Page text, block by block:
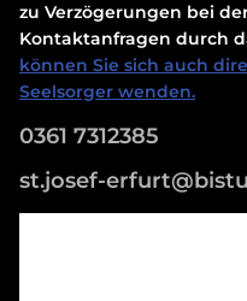
zu Verzögerungen bei
Kontaktanfragen durch
können Sie sich auch
Seelsorger wenden.
0361 7312385
st.josef-